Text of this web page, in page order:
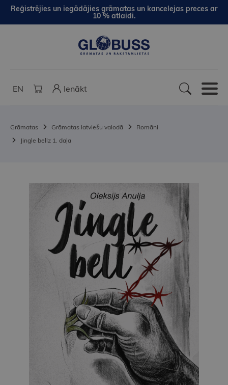
Reģistrējies un iegādājies grāmatas un kancelejas preces ar
10 % atlaidi.
EN Ienākt
Grāmatas Grāmatas latviešu valodā
Romāni
Jingle bellz 1. daļa